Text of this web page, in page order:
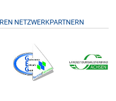
NETZWERKPARTNERN